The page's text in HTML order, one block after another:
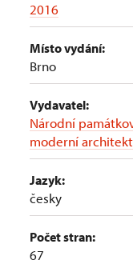
2016
Místo vydání:
Brno
Vydavatel:
Národní
moderní
Jazyk:
česky
Počet stran:
67